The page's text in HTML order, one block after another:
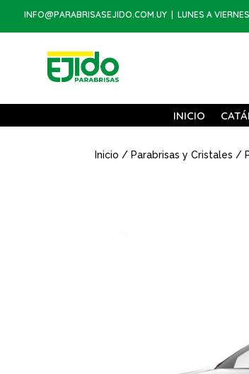
INFO@PARABRISASEJIDO.COM.UY| LUNES A
INICIO
Inicio / Parabrisas y Cristales /